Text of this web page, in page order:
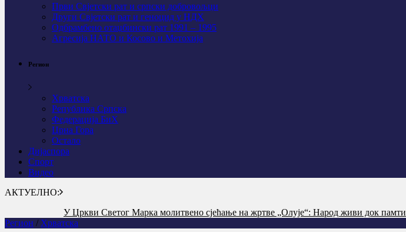
Први Свјeтски рат и српски добровољци
Други Свјетски рат и геноцид у НДХ
Одбрамбено отаџбински рат 1991 – 1995
Агресија НАТО и Косово и Метохија
Регион
Хрватска
Република Српска
Федерација БиХ
Црна Гора
Остало
Дијаспора
Спорт
Видео
АКТУЕЛНО:
У Цркви Светог Марка молитвено сјећање на жртве „Олује“: Народ живи док памти
Регион / Хрватска